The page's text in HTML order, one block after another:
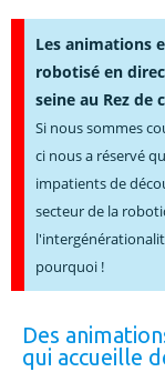
Les animations
robotisé en
seine au Rez de
Si nous sommes
ci nous a réservé
impatients de
secteur de la
pourquoi !
Des
qui accueille